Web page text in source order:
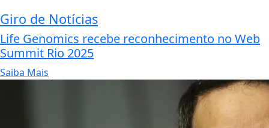
Giro de Notícias
Life Genomics recebe reconhecimento no Web
Summit Rio 2025
Saiba Mais